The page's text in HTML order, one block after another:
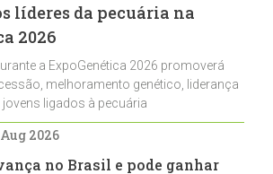
líderes da pecuária na
2026
a ExpoGenética 2026 promoverá
melhoramento genético, liderança
ligados à pecuária
2026
no Brasil e pode ganhar